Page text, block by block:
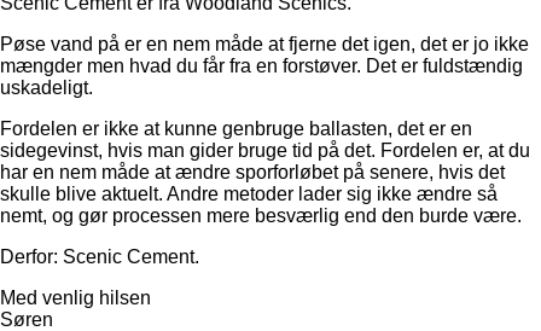
Pøse vand på er en nem måde at fjerne det igen, det er jo ikke
mængder men hvad du får fra en forstøver. Det er fuldstændig
uskadeligt.
Fordelen er ikke at kunne genbruge ballasten, det er en
sidegevinst, hvis man gider bruge tid på det. Fordelen er, at du
har en nem måde at ændre sporforløbet på senere, hvis det
skulle blive aktuelt. Andre metoder lader sig ikke ændre så
nemt, og gør processen mere besværlig end den burde være.
Derfor: Scenic Cement.
Med venlig hilsen
Søren